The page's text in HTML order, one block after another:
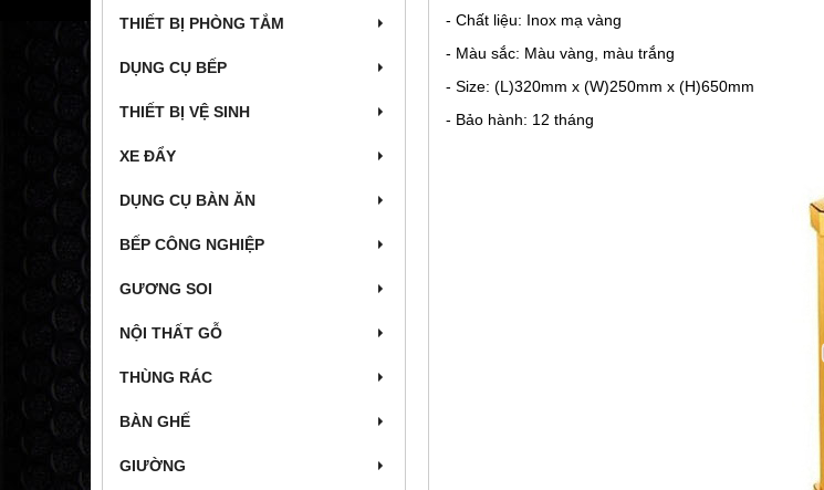
THIẾT BỊ PHÒNG TẮM
DỤNG CỤ BẾP
THIẾT BỊ VỆ SINH
XE ĐẨY
DỤNG CỤ BÀN ĂN
BẾP CÔNG NGHIỆP
GƯƠNG SOI
NỘI THẤT GỖ
THÙNG RÁC
BÀN GHẾ
GIƯỜNG
- Chất liệu: Inox mạ vàng
- Màu sắc: Màu vàng, màu trắng
- Size: (L)320mm x (W)250mm x (H)650mm
- Bảo hành: 12 tháng